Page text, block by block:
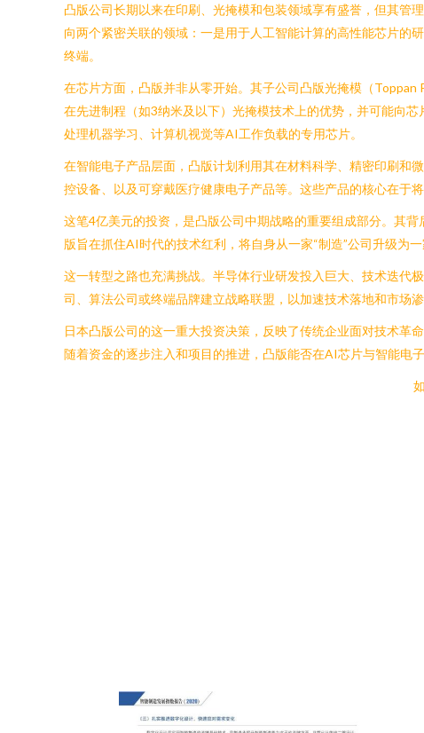
凸版公司长期以来在印刷、光掩模和包装领域享有盛誉，但其管
向两个紧密关联的领域：一是用于人工智能计算的高性能芯片的
终端。
在芯片方面，凸版并非从零开始。其子公司凸版光掩模（
在先进制程（如3纳米及以下）光掩模技术上的优势，并可能向
处理机器学习、计算机视觉等AI工作负载的专用芯片。
在智能电子产品层面，凸版计划利用其在材料科学、精密印刷和
控设备、以及可穿戴医疗健康电子产品等。这些产品的核心在于
这笔4亿美元的投资，是凸版公司中期战略的重要组成部分。其
版旨在抓住AI时代的技术红利，将自身从一家“制造”公司升级为
这一转型之路也充满挑战。半导体行业研发投入巨大、技术迭代
司、算法公司或终端品牌建立战略联盟，以加速技术落地和市场渗
日本凸版公司的这一重大投资决策，反映了传统企业面对技术革
随着资金的逐步注入和项目的推进，凸版能否在AI芯片与智能电